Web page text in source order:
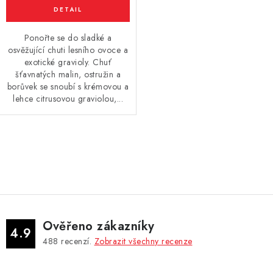
Ponořte se do sladké a
osvěžující chuti lesního ovoce a
exotické gravioly. Chuť
šťavnatých malin, ostružin a
borůvek se snoubí s krémovou a
lehce citrusovou graviolou,...
á
d
a
c
4.9 Ověřeno zákazníky
488 recenzí. Zobrazit všechny recenze